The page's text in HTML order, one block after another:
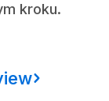
kroku.